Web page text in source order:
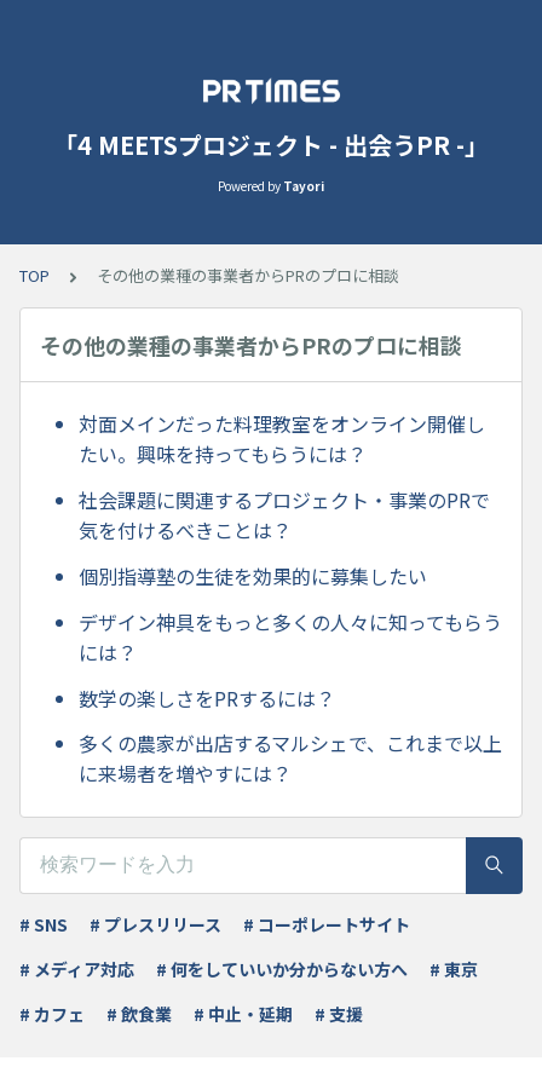
「4 MEETSプロジェクト - 出会うPR -」
Powered by Tayori
TOP その他の業種の事業者からPRのプロに相談
その他の業種の事業者からPRのプロに相談
対面メインだった料理教室をオンライン開催し
たい。興味を持ってもらうには？
社会課題に関連するプロジェクト・事業のPRで
気を付けるべきことは？
個別指導塾の生徒を効果的に募集したい
デザイン神具をもっと多くの人々に知ってもらう
には？
数学の楽しさをPRするには？
多くの農家が出店するマルシェで、これまで以上
に来場者を増やすには？
# SNS # プレスリリース
# コーポレートサイト
# メディア対応
# 何をしていいか分からない方へ
# 東京
# カフェ
# 飲食業 # 中止・延期 # 支援